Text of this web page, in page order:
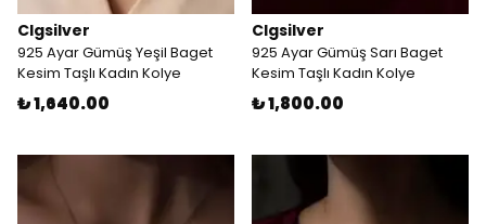
Clgsilver
925 Ayar Gümüş Yeşil Baget
Kesim Taşlı Kadın Kolye
₺ 1,640.00
Clgsilver
925 Ayar Gümüş Sarı Baget
Kesim Taşlı Kadın Kolye
₺ 1,800.00